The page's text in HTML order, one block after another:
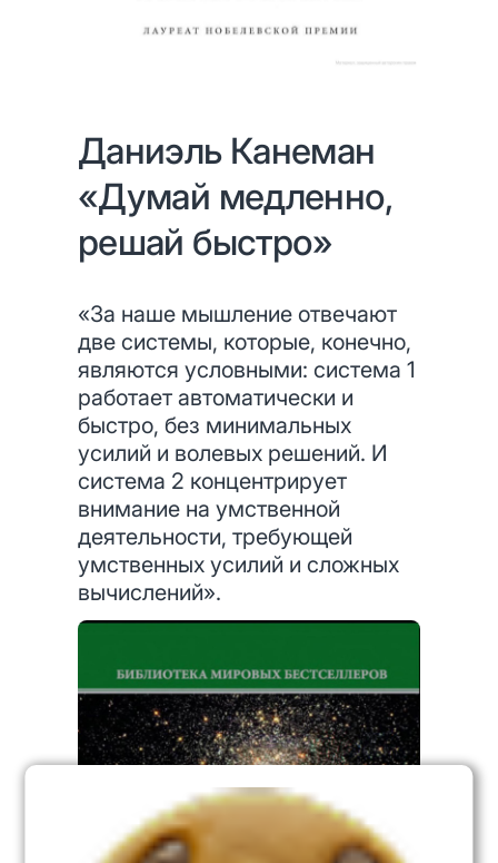
Даниэль Канеман
«Думай медленно,
решай быстро»
«За наше мышление отвечают
две системы, которые, конечно,
являются условными: система 1
работает автоматически и
быстро, без минимальных
усилий и волевых решений. И
система 2 концентрирует
внимание на умственной
деятельности, требующей
умственных усилий и сложных
вычислений».